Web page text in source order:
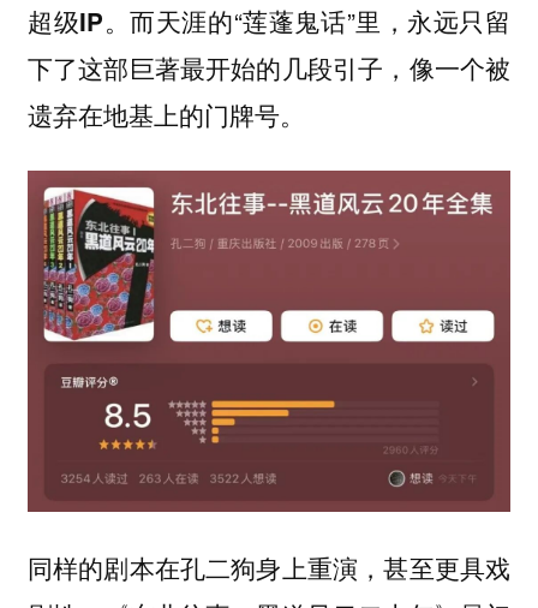
超级IP。而天涯的“莲蓬鬼话”里，永远只留
下了这部巨著最开始的几段引子，像一个被
遗弃在地基上的门牌号。
同样的剧本在孔二狗身上重演，甚至更具戏